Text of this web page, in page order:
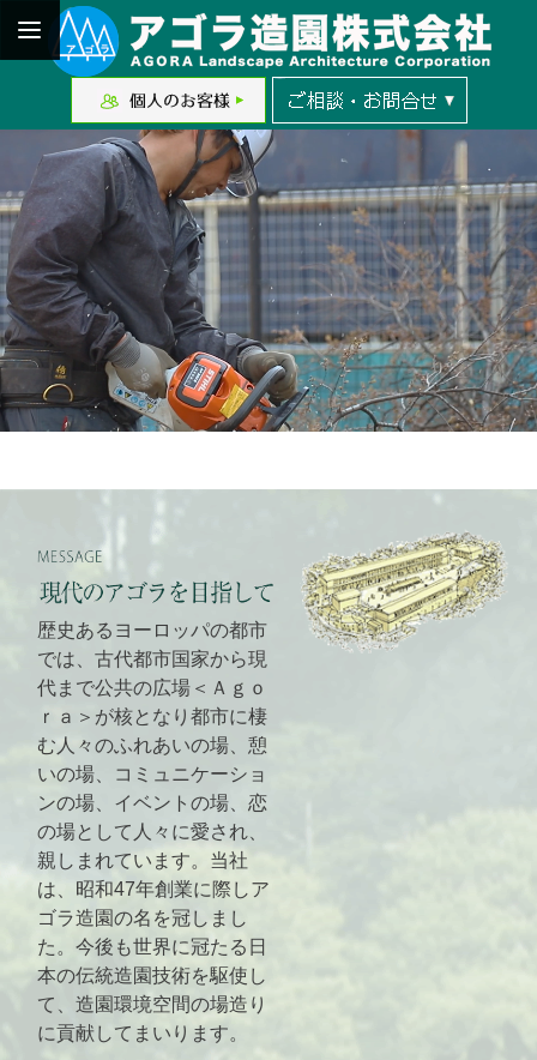
馬に店を構えて創業４０
歴史あるヨーロッパの都市
では、古代都市国家から現
代まで公共の広場＜Ａｇｏ
ｒａ＞が核となり都市に棲
む人々のふれあいの場、憩
いの場、コミュニケーショ
ンの場、イベントの場、恋
の場として人々に愛され、
親しまれています。当社
は、昭和47年創業に際しア
ゴラ造園の名を冠しまし
た。今後も世界に冠たる日
本の伝統造園技術を駆使し
て、造園環境空間の場造り
に貢献してまいります。